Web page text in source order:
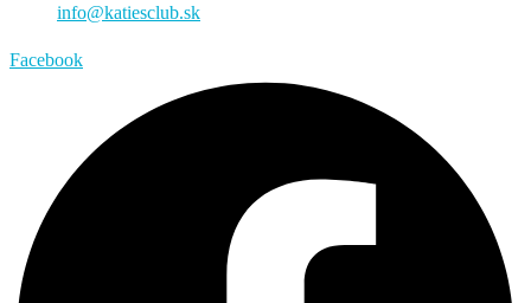
info@katiesclub.sk
Facebook